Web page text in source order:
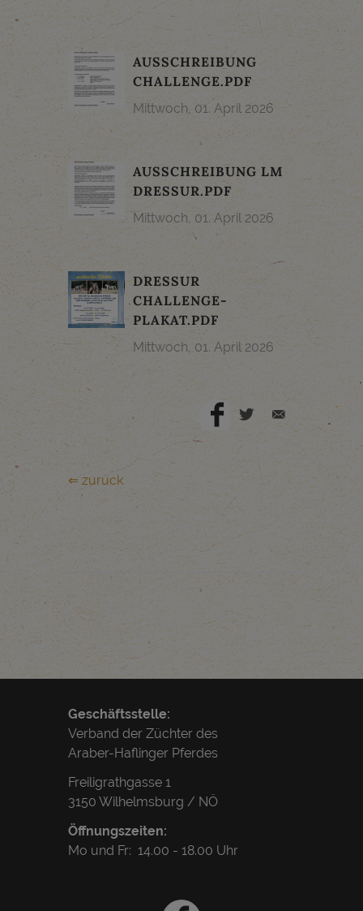
AUSSCHREIBUNG
CHALLENGE.PDF
Mittwoch, 01. April 2026
AUSSCHREIBUNG LM
DRESSUR.PDF
Mittwoch, 01. April 2026
DRESSUR
CHALLENGE-
PLAKAT.PDF
Mittwoch, 01. April 2026
⇐ zurück
Geschäftsstelle:
Verband der Züchter des
Araber-Haflinger Pferdes
Freiligrathgasse 1
3150 Wilhelmsburg / NÖ
Öffnungszeiten:
Mo und Fr: 14.00 - 18.00 Uhr